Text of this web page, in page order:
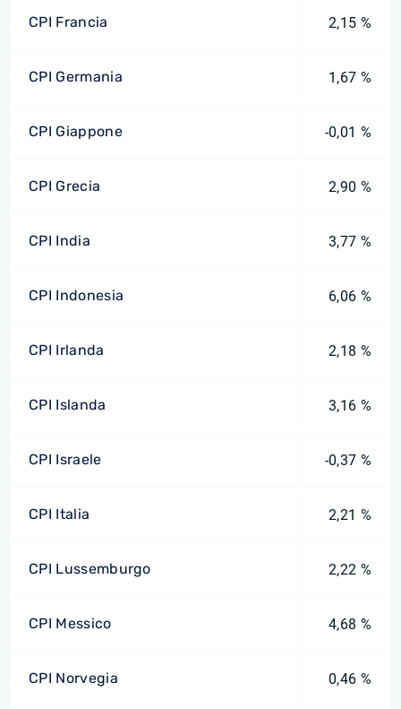
CPI Francia 2,15 %
CPI Germania 1,67 %
CPI Giappone -0,01 %
CPI Grecia 2,90 %
CPI India 3,77 %
CPI Indonesia 6,06 %
CPI Irlanda 2,18 %
CPI Islanda 3,16 %
CPI Israele -0,37 %
CPI Italia 2,21 %
CPI Lussemburgo 2,22 %
CPI Messico 4,68 %
CPI Norvegia 0,46 %